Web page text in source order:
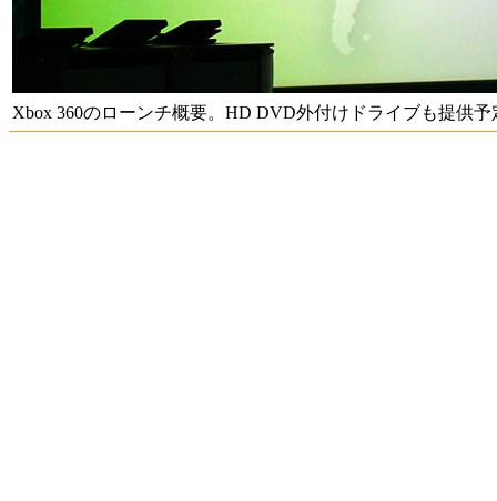
Xbox 360のローンチ概要。HD DVD外付けドライブも提供予